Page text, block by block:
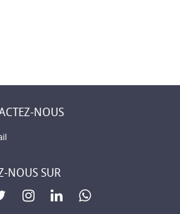
NOUS
NOUS SUR